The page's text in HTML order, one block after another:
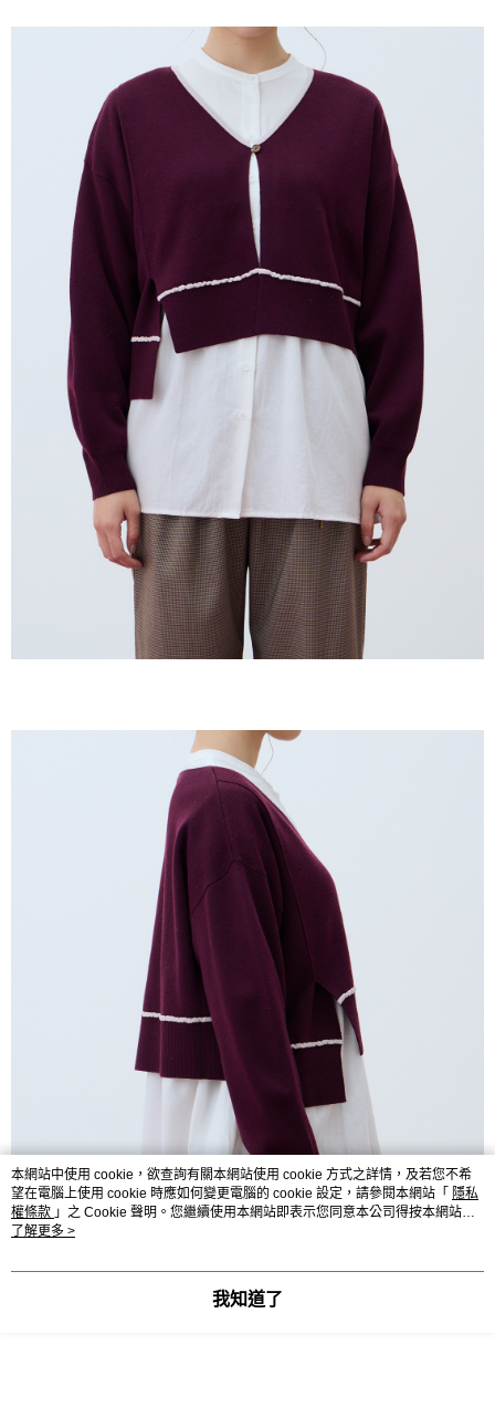
本網站中使用 cookie，欲查詢有關本網站使用 cookie 方式之詳情，及若您不希
望在電腦上使用 cookie 時應如何變更電腦的 cookie 設定，請參閱本網站「 隱私
權條款 」之 Cookie 聲明。您繼續使用本網站即表示您同意本公司得按本網站使
用條款之 Cookie 聲明使用 cookie。
了解更多 >
我知道了